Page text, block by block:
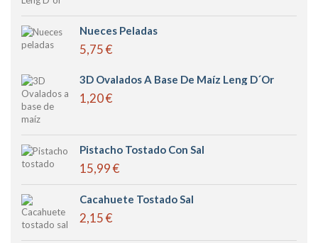
Nueces Peladas
5,75 €
3D Ovalados A Base De Maíz Leng D´or
1,20 €
Pistacho Tostado Con Sal
15,99 €
Cacahuete Tostado Sal
2,15 €